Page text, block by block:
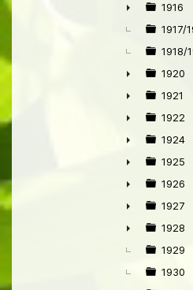
►
►
1916
1917/
1918/
►
1920
►
1921
►
1922
►
1924
►
1925
►
1926
►
1927
►
1928
1929
1930